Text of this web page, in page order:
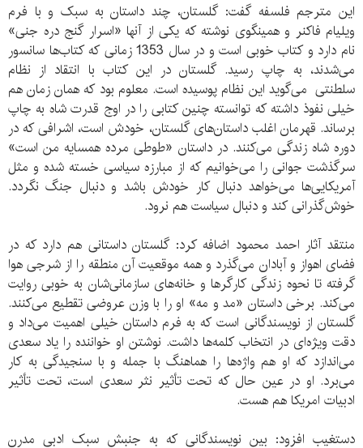
این مترجم فلسفه گفت: گلستان، چند داستان به سبک و با فرم
ویلیام فاکنر و همینگوی نوشته که یکی از آنها «اسرار گنج دره جنی»
نام دارد و کتاب خوبی است و در سال 1353 زمانی که کتاب‌ها سانسور
می‌شدند، به چاپ رسید. گلستان در این کتاب با انتقاد از نظام
سلطنتی می‌گوید این نظام پوسیده است. معلوم بود که همان زمان هم
خیلی نفوذ داشته که توانسته چنین کتابی را در اوج قدرت شاه به چاپ
برساند. قهرمان اغلب داستان‌های گلستان، خودش است، اشرافی که در
دوره شاه زندگی می‌کنند. در داستان «طوطی مرده همسایه من است»
سرگذشت جوانی را می‌خوانیم که از مبارزه سیاسی خسته شده و مثل
آمریکایی‌ها می‌خواهد دنبال کار خودش باشد و دنبال جنگ نگردد.
خوش‌گذرانی کند و دنبال سیاست هم نرود.
منتقد آثار احمد محمود اضافه کرد: گلستان داستانی هم دارد که در
فضای اهواز و آبادان می‌گذرد و همه موقعیت آن منطقه را از شرجی هوا
گرفته تا نحوه زندگی کارگرها و خانه‌های سازمانی‌شان به خوبی روایت
می‌کند. برخی داستان «مد و مه» او را با وزن عروضی تقطیع می‌کنند.
گلستان از نویسندگانی است که به فرم داستان خیلی اهمیت می‌داد و
دقت ویژه‌ای در انتخاب کلمه‌ها داشت. نوشتن او خواننده را یاد سعدی
می‌اندازد که او هم واژه‌ها را هماهنگ با جمله و با سنجیدگی به کار
می‌برد. او در عین حال که تحت تأثیر نثر سعدی است، تحت تأثیر
ادبیات امریکا هم هست.
دستغیب افزود: بین نویسندگانی که به جنبش سبک ادبی مدرن